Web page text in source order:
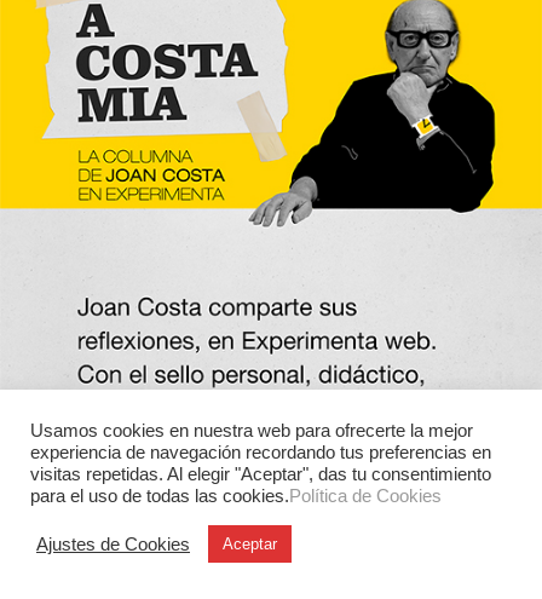
Usamos cookies en nuestra web para ofrecerte la mejor
experiencia de navegación recordando tus preferencias en
visitas repetidas. Al elegir "Aceptar", das tu consentimiento
para el uso de todas las cookies.Política de Cookies
Ajustes de Cookies Aceptar